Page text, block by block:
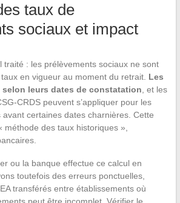
taux de
sociaux et impact
traité : les prélèvements sociaux ne sont
en vigueur au moment du retrait. Les
leurs dates de constatation , et les
CRDS peuvent s’appliquer pour les
avant certaines dates charnières. Cette
méthode des taux historiques »,
ou la banque effectue ce calcul en
toutefois des erreurs ponctuelles,
transférés entre établissements où